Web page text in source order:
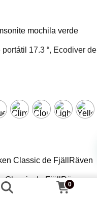
17.3 “, Ecodiver de
Classic de FjällRäven
0